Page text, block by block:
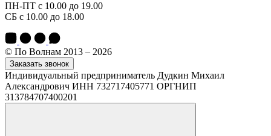
ПН-ПТ с 10.00 до 19.00
СБ с 10.00 до 18.00
© По Волнам 2013 – 2026
Заказать звонок
Индивидуальный предприниматель Дудкин Михаил
Александрович ИНН 732717405771 ОРГНИП
313784707400201